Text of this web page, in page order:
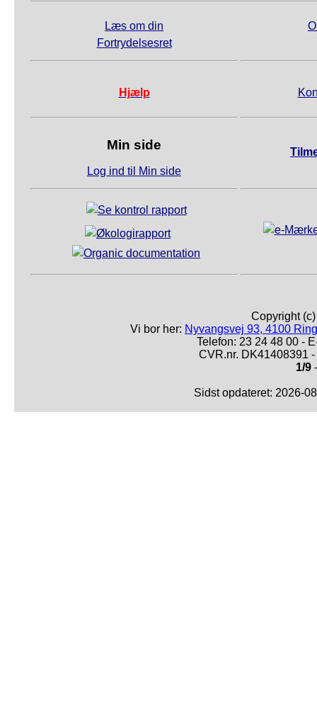
Læs om din
Fortrydelsesret
Hjælp
Min side
Log ind til Min side
Copyright
Vi bor her: Nyvangsvej 93, 4100
Telefon: 23 24 48 00 -
CVR.nr. DK41408391
1/9
Sidst opdateret: 2026-